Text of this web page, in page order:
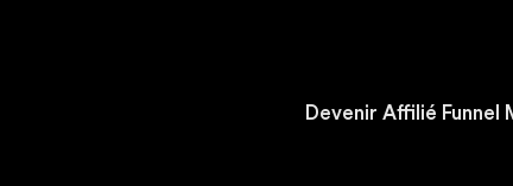
Devenir Affilié